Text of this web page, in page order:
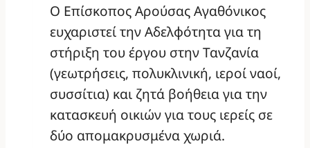
Ο Επίσκοπος Αρούσας Αγαθόνικος
ευχαριστεί την Αδελφότητα για τη
στήριξη του έργου στην Τανζανία
(γεωτρήσεις, πολυκλινική, ιεροί ναοί,
συσσίτια) και ζητά βοήθεια για την
κατασκευή οικιών για τους ιερείς σε
δύο απομακρυσμένα χωριά.